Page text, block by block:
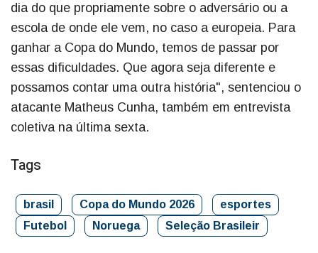
dia do que propriamente sobre o adversário ou a
escola de onde ele vem, no caso a europeia. Para
ganhar a Copa do Mundo, temos de passar por
essas dificuldades. Que agora seja diferente e
possamos contar uma outra história", sentenciou o
atacante Matheus Cunha, também em entrevista
coletiva na última sexta.
Tags
brasil Copa do Mundo 2026
esportes
Futebol
Noruega Seleção Brasileir